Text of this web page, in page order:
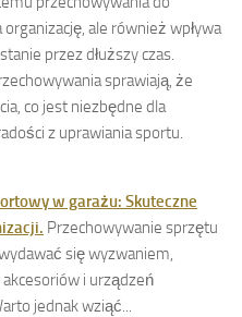
ale również wpływa
przez dłuższy czas.
sprawiają, że
co jest niezbędne dla
z uprawiania sportu.
w garażu: Skuteczne
Przechowywanie sprzętu
się wyzwaniem,
i urządzeń
jednak wziąć...